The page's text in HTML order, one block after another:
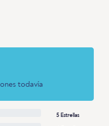
todavía
5 Estrellas